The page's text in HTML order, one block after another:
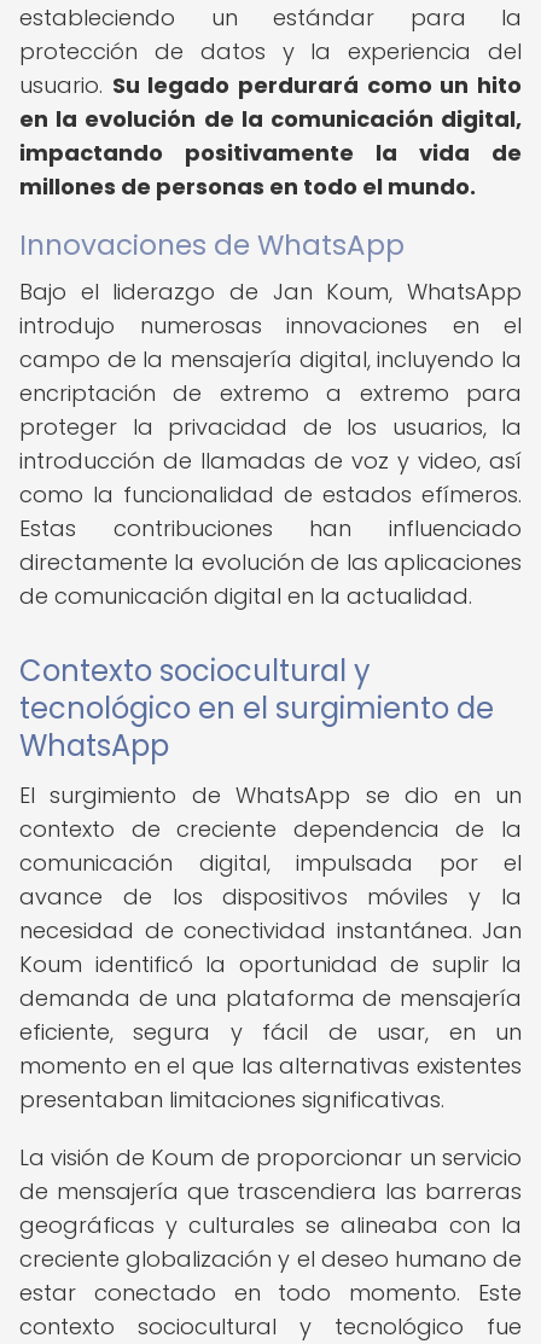
estableciendo un estándar para la
protección de datos y la experiencia del
usuario. Su legado perdurará como un hito
en la evolución de la comunicación digital,
impactando positivamente la vida de
millones de personas en todo el mundo.
Innovaciones de WhatsApp
Bajo el liderazgo de Jan Koum, WhatsApp
introdujo numerosas innovaciones en el
campo de la mensajería digital, incluyendo la
encriptación de extremo a extremo para
proteger la privacidad de los usuarios, la
introducción de llamadas de voz y video, así
como la funcionalidad de estados efímeros.
Estas contribuciones han influenciado
directamente la evolución de las aplicaciones
de comunicación digital en la actualidad.
Contexto sociocultural y
tecnológico en el surgimiento de
WhatsApp
El surgimiento de WhatsApp se dio en un
contexto de creciente dependencia de la
comunicación digital, impulsada por el
avance de los dispositivos móviles y la
necesidad de conectividad instantánea. Jan
Koum identificó la oportunidad de suplir la
demanda de una plataforma de mensajería
eficiente, segura y fácil de usar, en un
momento en el que las alternativas existentes
presentaban limitaciones significativas.
La visión de Koum de proporcionar un servicio
de mensajería que trascendiera las barreras
geográficas y culturales se alineaba con la
creciente globalización y el deseo humano de
estar conectado en todo momento. Este
contexto sociocultural y tecnológico fue